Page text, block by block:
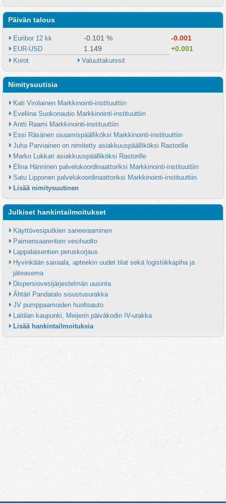
Päivän talous
Euribor 12 kk -0.101 % -0.001
EUR-USD 1.149 +0.001
Korot Valuuttakurssit
Nimitysuutisia
Kati Virolainen Markkinointi-instituuttiin
Eveliina Suokonautio Markkinointi-instituuttiin
Antti Raami Markkinointi-instituuttiin
Essi Räsänen osaamispäälliköksi Markkinointi-instituuttiin
Juha Parviainen on nimitetty asiakkuuspäälliköksi Rastorille
Marko Lukkari asiakkuuspäälliköksi Rastorille
Elina Hänninen palvelukoordinaattoriksi Markkinointi-instituuttiin
Satu Lipponen palvelukoordinaattoriksi Markkinointi-instituuttiin
Lisää nimitysuutinen
Julkiset hankintailmoitukset
Käyttövesiputkien saneeraaminen
Paimensaarentien vesihuolto
Lappalaisentien peruskorjaus
Hyvinkään sairaala, apteekin uudet tilat sekä logistiikkapiha ja
jäteasema
Dispersiovesijärjestelmän uusinta
Ähtäri Pandatalo sisustusurakka
JV pumppaamoiden huoltoauto
Laitilan kaupunki, Meijerin päiväkodin IV-urakka
Lisää hankintailmoituksia